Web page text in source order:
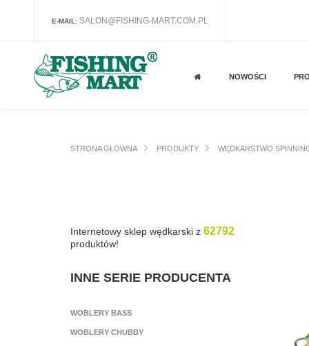
E-MAIL: SALON@FISHING-MART.COM.PL
NOWOŚCI
STRONA GŁÓWNA PRODUKTY WĘDKARSTWO
Internetowy sklep wędkarski z 62792
produktów!
INNE SERIE PRODUCENTA
WOBLERY BASS
WOBLERY CHUBBY